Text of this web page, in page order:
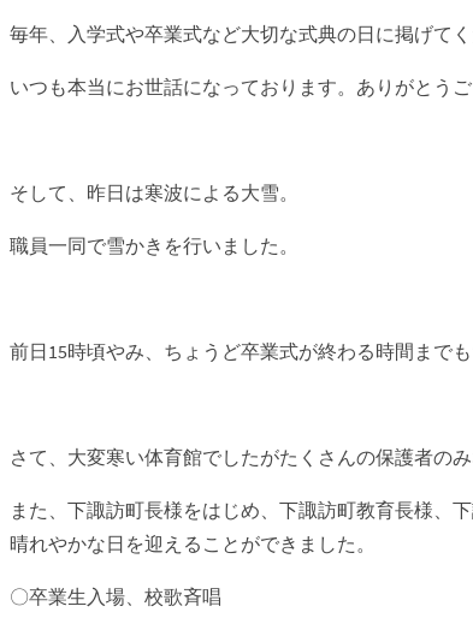
毎年、入学式や卒業式など大切な式典の日に掲げてく
いつも本当にお世話になっております。ありがとうご
そして、昨日は寒波による大雪。
職員一同で雪かきを行いました。
前日15時頃やみ、ちょうど卒業式が終わる時間まで
さて、大変寒い体育館でしたがたくさんの保護者の
また、下諏訪町長様をはじめ、下諏訪町教育長様、
晴れやかな日を迎えることができました。
〇卒業生入場、校歌斉唱